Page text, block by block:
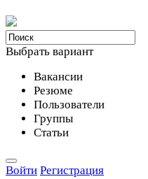
Выбрать вариант
Вакансии
Резюме
Пользователи
Группы
Статьи
Войти Регистрация